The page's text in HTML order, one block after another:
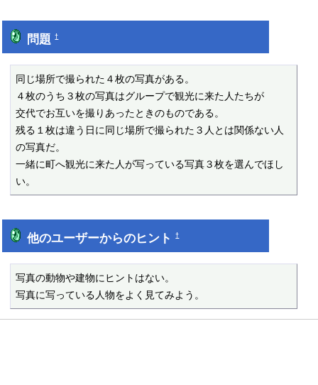
問題†
同じ場所で撮られた４枚の写真がある。
４枚のうち３枚の写真はグループで観光に来た人たちが
交代でお互いを撮りあったときのものである。
残る１枚は違う日に同じ場所で撮られた３人とは関係ない人
の写真だ。
一緒に町へ観光に来た人が写っている写真３枚を選んでほし
い。
他のユーザーからのヒント†
写真の動物や建物にヒントはない。
写真に写っている人物をよく見てみよう。